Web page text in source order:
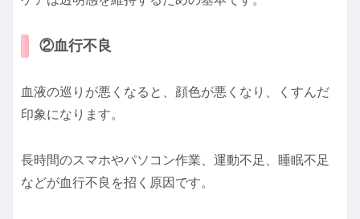
②血行不良
血液の巡りが悪くなると、顔色が悪くなり、くすんだ
印象になります。
長時間のスマホやパソコン作業、運動不足、睡眠不足
などが血行不良を招く原因です。